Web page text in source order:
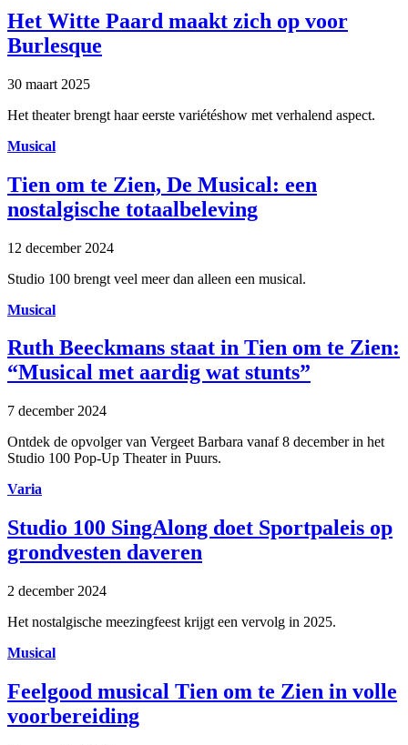
Het Witte Paard maakt zich op voor
Burlesque
30 maart 2025
Het theater brengt haar eerste variétéshow met verhalend aspect.
Musical
Tien om te Zien, De Musical: een
nostalgische totaalbeleving
12 december 2024
Studio 100 brengt veel meer dan alleen een musical.
Musical
Ruth Beeckmans staat in Tien om te Zien:
“Musical met aardig wat stunts”
7 december 2024
Ontdek de opvolger van Vergeet Barbara vanaf 8 december in het
Studio 100 Pop-Up Theater in Puurs.
Varia
Studio 100 SingAlong doet Sportpaleis op
grondvesten daveren
2 december 2024
Het nostalgische meezingfeest krijgt een vervolg in 2025.
Musical
Feelgood musical Tien om te Zien in volle
voorbereiding